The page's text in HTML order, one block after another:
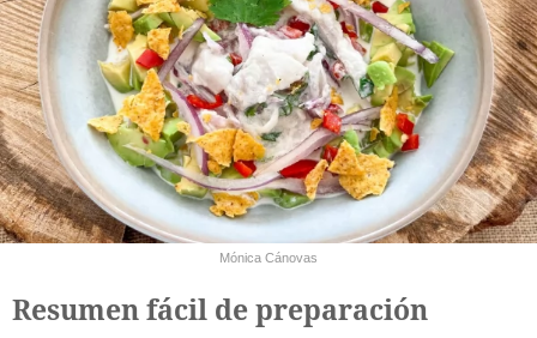
Mónica Cánovas
Resumen fácil de preparación